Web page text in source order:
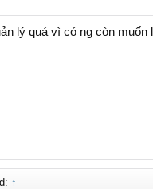
lý quá vì có ng còn
↑